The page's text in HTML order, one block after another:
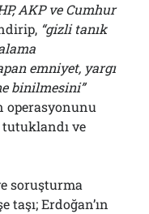
AKP ve Cumhur
“gizli tanık
emniyet, yargı
binilmesini”
operasyonunu
tutuklandı ve
soruşturma
Erdoğan’ın